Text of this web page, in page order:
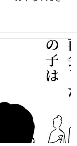
。」って。